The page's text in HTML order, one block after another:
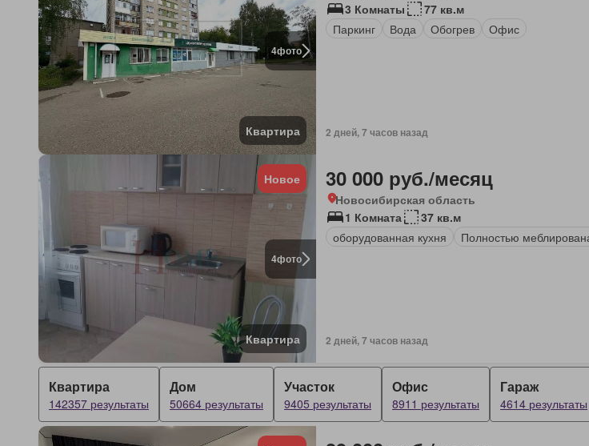
4фото
Квартира
3 Комнаты
77 кв.м
Паркинг
Вода Обогрев Офис
2 дней, 7 часов назад
4фото
Новое
Квартира
30 000 руб./месяц
Новосибирская область
1 Комната
37 кв.м
оборудованная кухня
Полностью
2 дней, 7 часов назад
Квартира
142357 результаты
Дом
50664 результаты
Участок
9405 результаты
Офис
8911 результаты
Гараж
4614 результаты